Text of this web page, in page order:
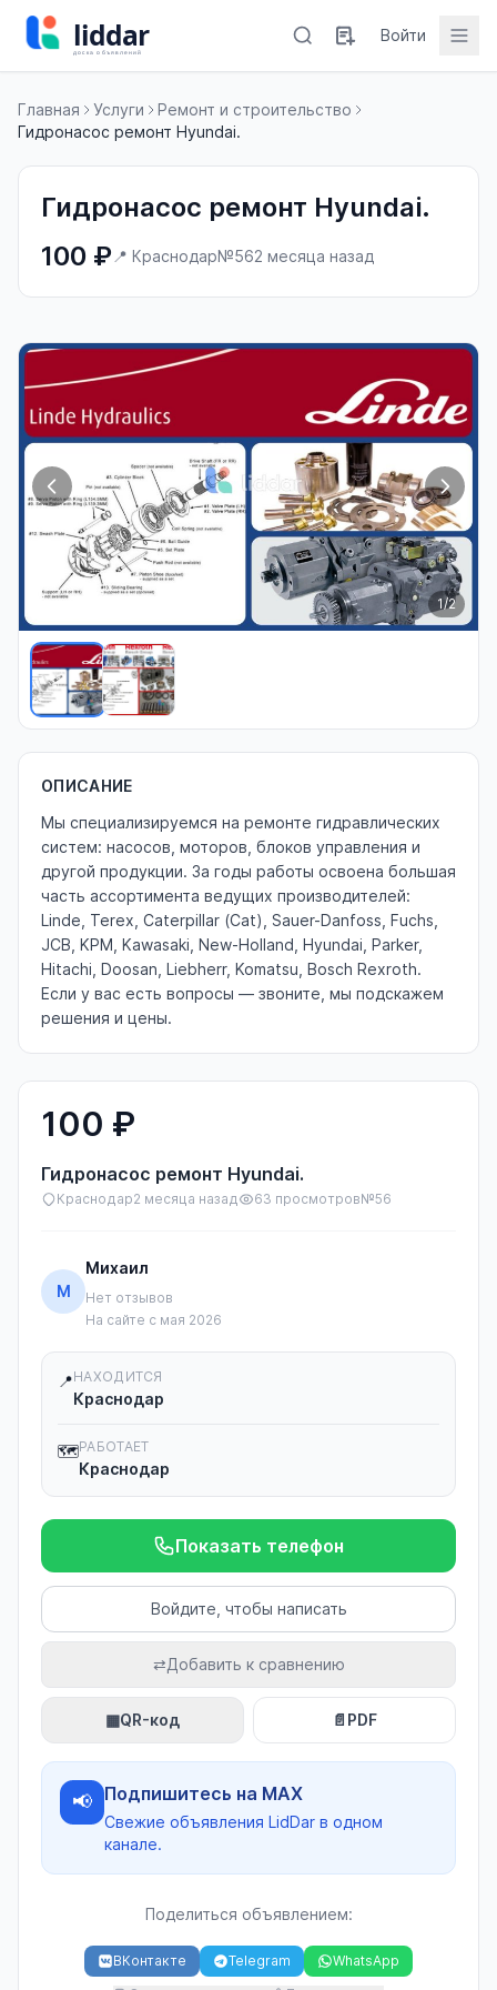
Войти
Главная Услуги
Ремонт и строительство
Гидронасос ремонт Hyundai.
Гидронасос ремонт Hyundai.
100 ₽ 📍 Краснодар№562 месяца назад
1/2
ОПИСАНИЕ
Мы специализируемся на ремонте гидравлических
систем: насосов, моторов, блоков управления и
другой продукции. За годы работы освоена большая
часть ассортимента ведущих производителей:
Linde, Terex, Caterpillar (Cat), Sauer-Danfoss, Fuchs,
JCB, KPM, Kawasaki, New-Holland, Hyundai, Parker,
Hitachi, Doosan, Liebherr, Komatsu, Bosch Rexroth.
Если у вас есть вопросы — звоните, мы подскажем
решения и цены.
100 ₽
Гидронасос ремонт Hyundai.
Краснодар2 месяца назад 63 просмотров№56
М
Михаил
Нет отзывов
На сайте с мая 2026
📍НАХОДИТСЯ
Краснодар
🗺️РАБОТАЕТ
Краснодар
Показать телефон
Войдите, чтобы написать
⇄Добавить к сравнению
▦QR-код 📄 PDF
📢 Подпишитесь на MAX
Свежие объявления LidDar в одном
канале.
Поделиться объявлением:
ВКонтакте Telegram
WhatsApp